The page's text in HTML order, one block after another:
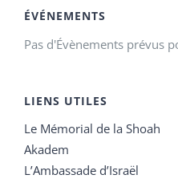
ÉVÉNEMENTS
Pas d'Évènements prévus
LIENS UTILES
Le Mémorial de la Shoah
Akadem
L’Ambassade d’Israël